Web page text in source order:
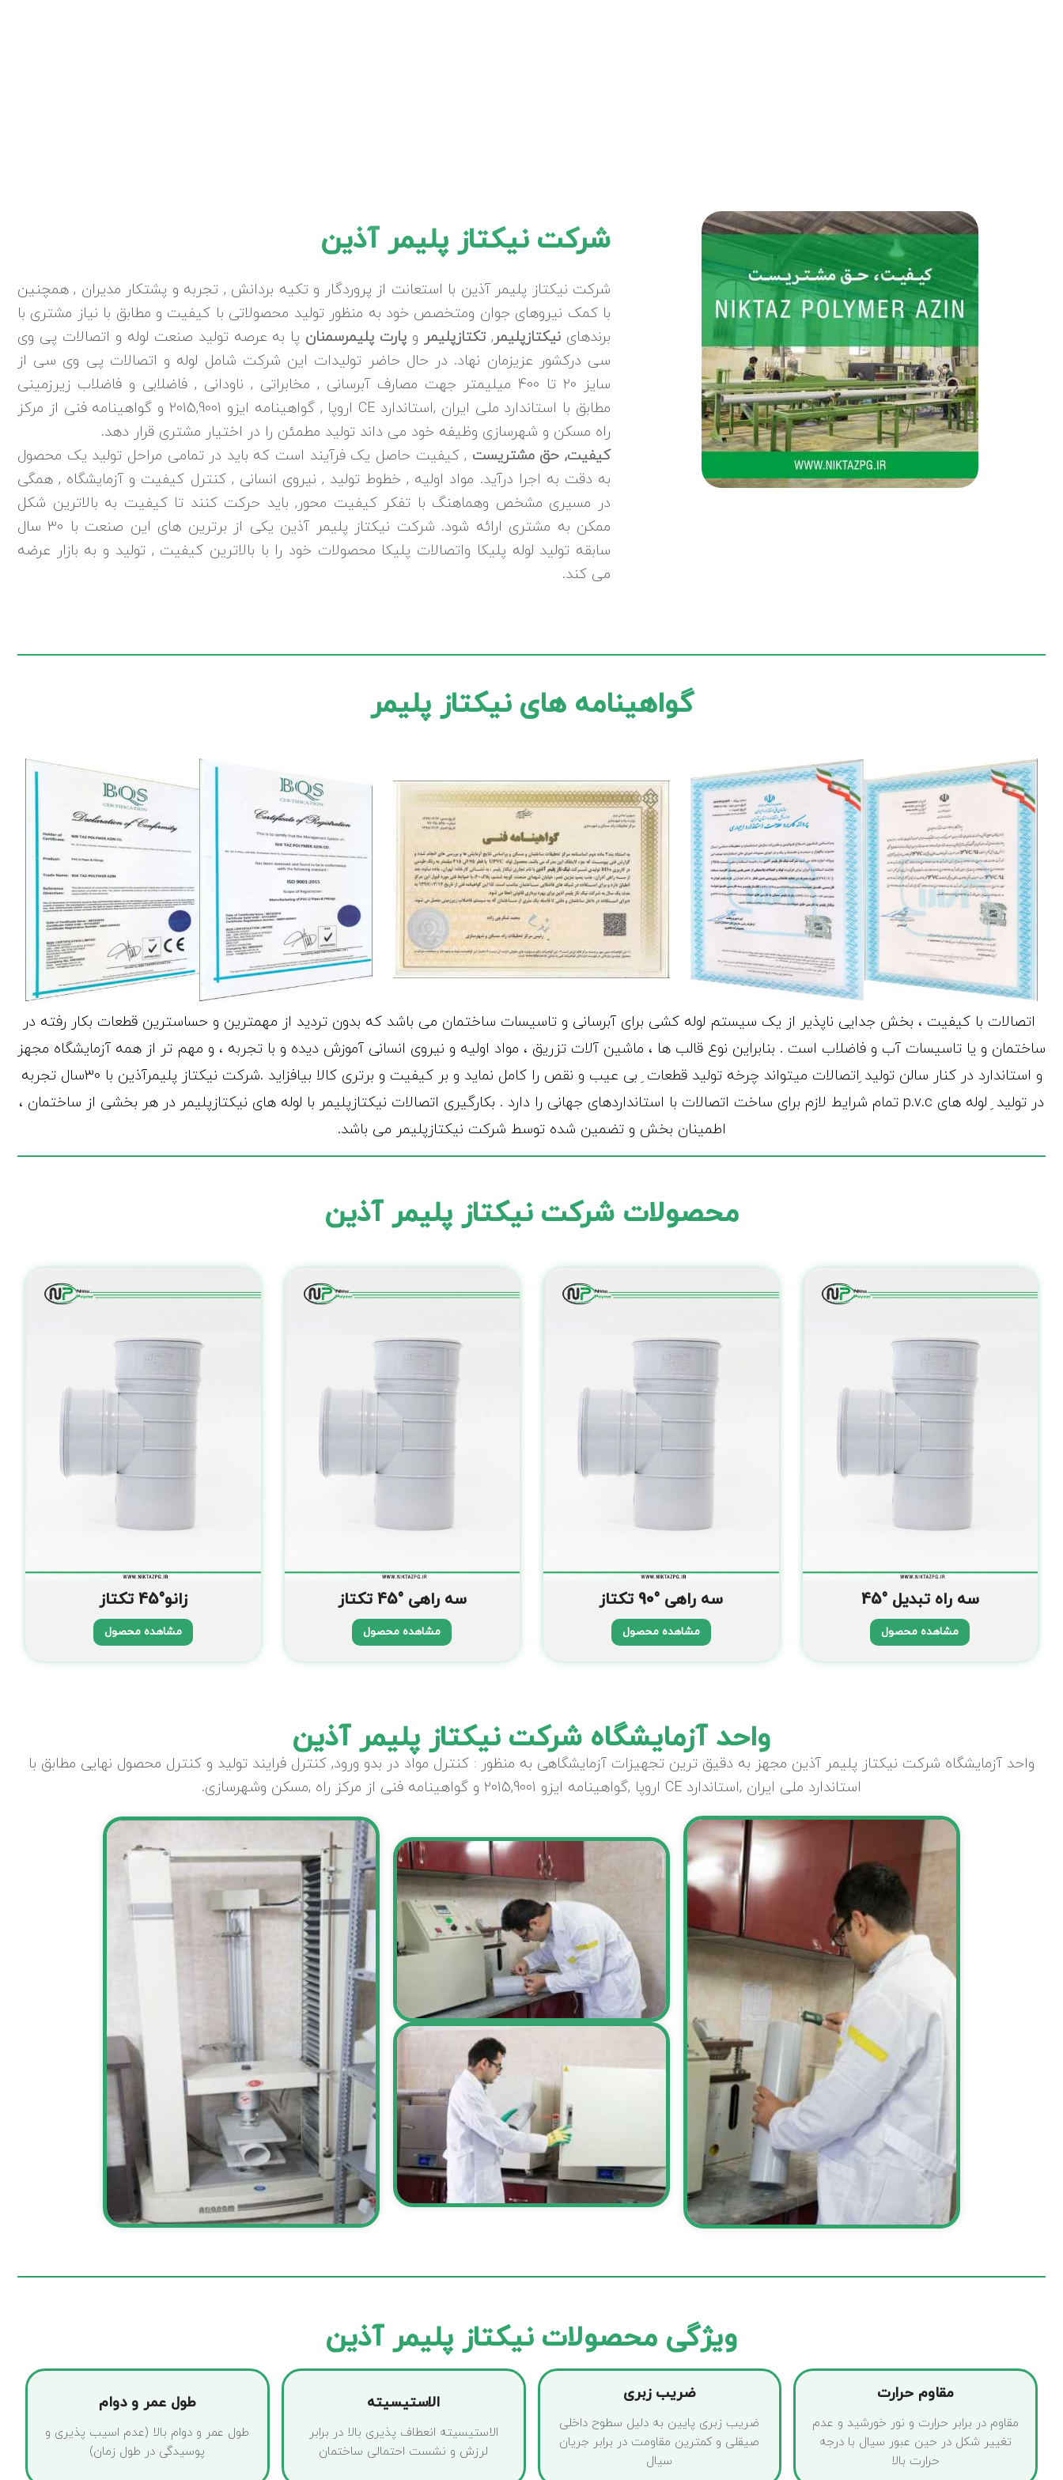
شرکت نیکتاز پلیمر آذین
شرکت نیکتاز پلیمر آذین با استعانت از پروردگار و تکیه بردانش , تجربه و پشتکار مدیران , همچنین
با کمک نیروهای جوان ومتخصص خود به منظور تولید محصولاتی با کیفیت و مطابق با نیاز مشتری با
برندهای نیکتازپلیمر,تکتازپلیمر و پارت پلیمرسمنان پا به عرصه تولید صنعت لوله و اتصالات پی وی
سی درکشور عزیزمان نهاد. در حال حاضر تولیدات این شرکت شامل لوله و اتصالات پی وی سی از
سایز 20 تا 400 میلیمتر جهت مصارف آبرسانی , مخابراتی , ناودانی , فاضلابی و فاضلاب زیرزمینی
مطابق با استاندارد ملی ایران ,استاندارد CE اروپا , گواهینامه ایزو 2015,9001 و گواهینامه فنی از مرکز
راه مسکن و شهرسازی وظیفه خود می داند تولید مطمئن را در اختیار مشتری قرار دهد.
کیفیت, حق مشتریست , کیفیت حاصل یک فرآیند است که باید در تمامی مراحل تولید یک محصول
به دقت به اجرا درآید. مواد اولیه , خطوط تولید , نیروی انسانی , کنترل کیفیت و آزمایشگاه , همگی
در مسیری مشخص وهماهنگ با تفکر کیفیت محور, باید حرکت کنند تا کیفیت به بالاترین شکل
ممکن به مشتری ارائه شود. شرکت نیکتاز پلیمر آذین یکی از برترین های این صنعت با 30 سال
سابقه تولید لوله پلیکا واتصالات پلیکا محصولات خود را با بالاترین کیفیت , تولید و به بازار عرضه
می کند.
گواهینامه های نیکتاز پلیمر
اتصالات با کیفیت ، بخش جدایی ناپذیر از یک سیستم لوله کشی برای آبرسانی و تاسیسات ساختمان می باشد که بدون تردید از مهمترین و حساسترین قطعات بکار رفته در
ساختمان و یا تاسیسات آب و فاضلاب است . بنابراین نوع قالب ها ، ماشین آلات تزریق ، مواد اولیه و نیروی انسانی آموزش دیده و با تجربه ، و مهم تر از همه آزمایشگاه مجهز
و استاندارد در کنار سالن تولید ِاتصالات میتواند چرخه تولید قطعات ِ بی عیب و نقص را کامل نماید و بر کیفیت و برتری کالا بیافزاید .شرکت نیکتاز پلیمرآذین با 30سال تجربه
در تولید ِ لوله های p.v.c تمام شرایط لازم برای ساخت اتصالات با استانداردهای جهانی را دارد . بکارگیری اتصالات نیکتازپلیمر با لوله های نیکتازپلیمر در هر بخشی از ساختمان ،
اطمینان بخش و تضمین شده توسط شرکت نیکتازپلیمر می باشد.
محصولات شرکت نیکتاز پلیمر آذین
سه راه تبدیل °45
مشاهده محصول
سه راهی °90 تکتاز
مشاهده محصول
سه راهی °45 تکتاز
مشاهده محصول
زانو°45 تکتاز
مشاهده محصول
واحد آزمایشگاه شرکت نیکتاز پلیمر آذین
واحد آزمایشگاه شرکت نیکتاز پلیمر آذین مجهز به دقیق ترین تجهیزات آزمایشگاهی به منظور : کنترل مواد در بدو ورود, کنترل فرایند تولید و کنترل محصول نهایی مطابق با
استاندارد ملی ایران ,استاندارد CE اروپا ,گواهینامه ایزو 2015,9001 و گواهینامه فنی از مرکز راه ,مسکن وشهرسازی.
ویژگی محصولات نیکتاز پلیمر آذین
مقاوم حرارت
مقاوم در برابر حرارت و نور خورشید و عدم
تغییر شکل در حین عبور سیال با درجه
حرارت بالا
ضریب زبری
ضریب زبری پایین به دلیل سطوح داخلی
صیقلی و کمترین مقاومت در برابر جریان
سیال
الاستیسیته
الاستیسیته انعطاف پذیری بالا در برابر
لرزش و نشست احتمالی ساختمان
طول عمر و دوام
طول عمر و دوام بالا (عدم اسیب پذیری و
پوسیدگی در طول زمان)